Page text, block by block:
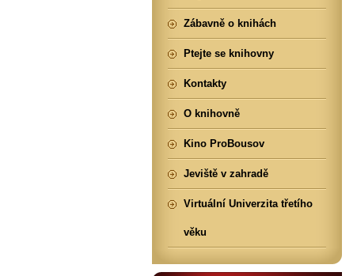
Zábavně o knihách
Ptejte se knihovny
Kontakty
O knihovně
Kino ProBousov
Jeviště v zahradě
Virtuální Univerzita třetího
věku